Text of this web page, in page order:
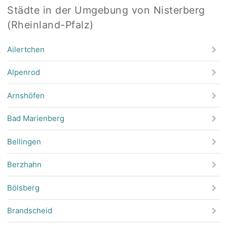
Städte in der Umgebung von Nisterberg
(Rheinland-Pfalz)
Ailertchen
Alpenrod
Arnshöfen
Bad Marienberg
Bellingen
Berzhahn
Bölsberg
Brandscheid